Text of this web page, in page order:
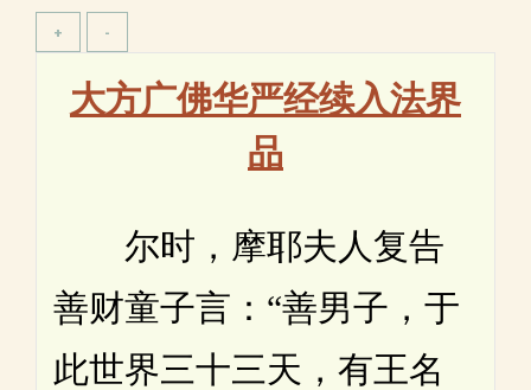
大方广佛华严经续入法界
品
尔时，摩耶夫人复告
善财童子言：“善男子，于
此世界三十三天，有王名